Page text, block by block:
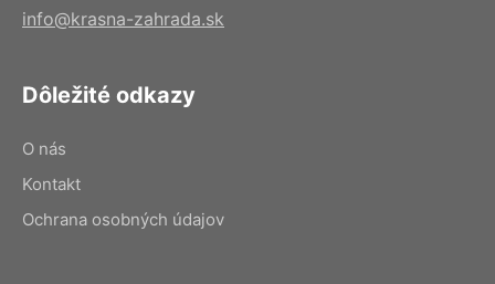
info@krasna-zahrada.sk
Dôležité odkazy
O nás
Kontakt
Ochrana osobných údajov